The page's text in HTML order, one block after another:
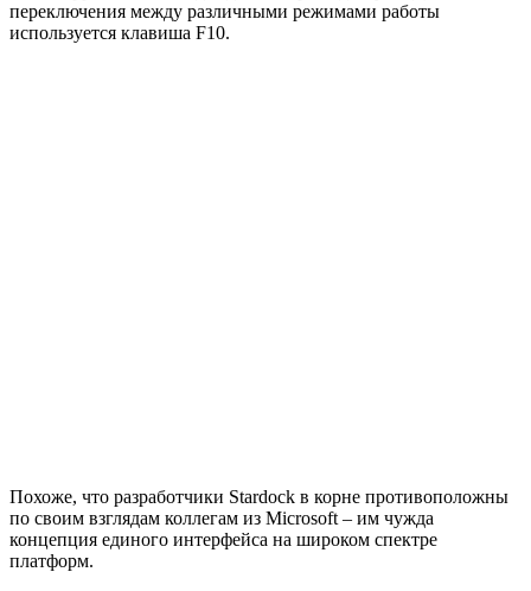
переключения между различными режимами работы
используется клавиша F10.
Похоже, что разработчики Stardock в корне противоположны
по своим взглядам коллегам из Microsoft – им чужда
концепция единого интерфейса на широком спектре
платформ.